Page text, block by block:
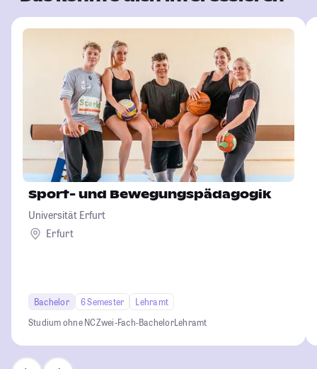
Sport- und Bewegungspädagogik
Universität Erfurt
Erfurt
Bachelor 6 Semester
Lehramt
Studium ohne NCZwei-Fach-BachelorLehramt